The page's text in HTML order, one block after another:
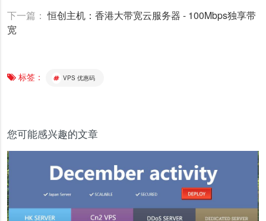
下一篇： 恒创主机：香港大带宽云服务器 - 100Mbps独享带
宽
标签： VPS 优惠码
您可能感兴趣的文章